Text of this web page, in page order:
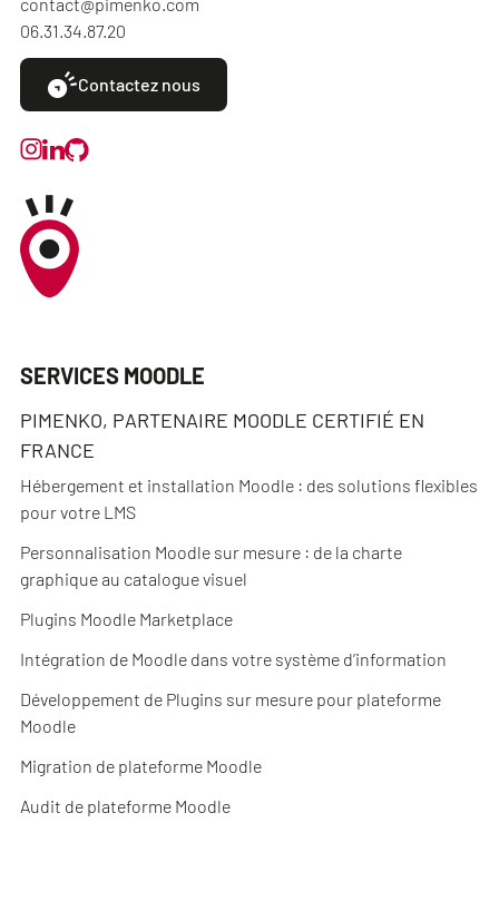
06.31.34.87.20
Contactez nous
SERVICES MOODLE
PIMENKO, PARTENAIRE MOODLE CERTIFIÉ EN
FRANCE
Hébergement et installation Moodle : des solutions flexibles
pour votre LMS
Personnalisation Moodle sur mesure : de la charte
graphique au catalogue visuel
Plugins Moodle Marketplace
Intégration de Moodle dans votre système d’information
Développement de Plugins sur mesure pour plateforme
Moodle
Migration de plateforme Moodle
Audit de plateforme Moodle